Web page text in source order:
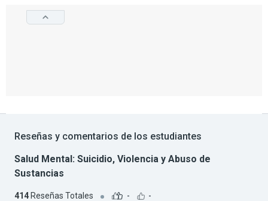
Reseñas y comentarios de los estudiantes
Salud Mental: Suicidio, Violencia y Abuso de
Sustancias
414 Reseñas Totales - -